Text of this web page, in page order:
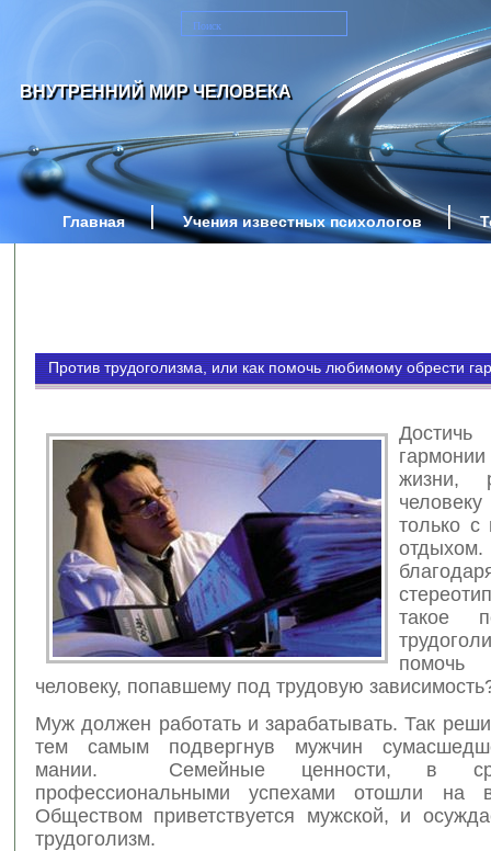
ВНУТРЕННИЙ МИР ЧЕЛОВЕКА
Главная Учения известных психологов
Против трудоголизма, или как помочь любимому обрести
Достичь
жизни,
только с
такое
человеку, попавшему под трудовую
Муж должен работать и зарабатывать. Так
тем самым подвергнув мужчин
мании. Семейные ценности, в
профессиональными успехами отошли на
Обществом приветствуется мужской, и
трудоголизм.